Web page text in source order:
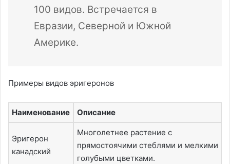
100 видов. Встречается в
Евразии, Северной и Южной
Америке.
Примеры видов эригеронов
Наименование Описание
Эригерон
канадский
Многолетнее растение с
прямостоячими стеблями и мелкими
голубыми цветками.